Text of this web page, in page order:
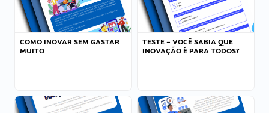
COMO INOVAR SEM GASTAR
MUITO
TESTE – VOCÊ SABIA QUE
INOVAÇÃO É PARA TODOS?